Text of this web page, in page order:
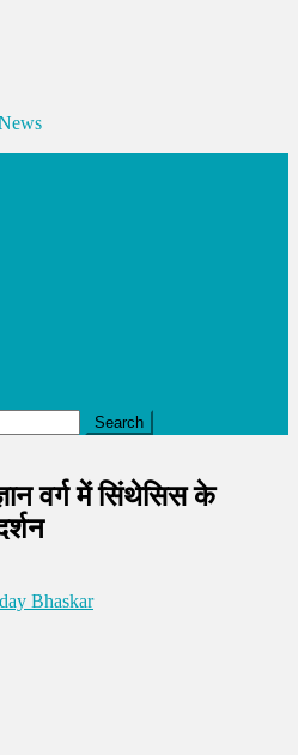
वर्ग में सिंथेसिस के
Bhaskar